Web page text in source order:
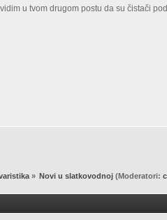
u tvom drugom postu da su čistači
» Novi u slatkovodnoj (Moderatori: